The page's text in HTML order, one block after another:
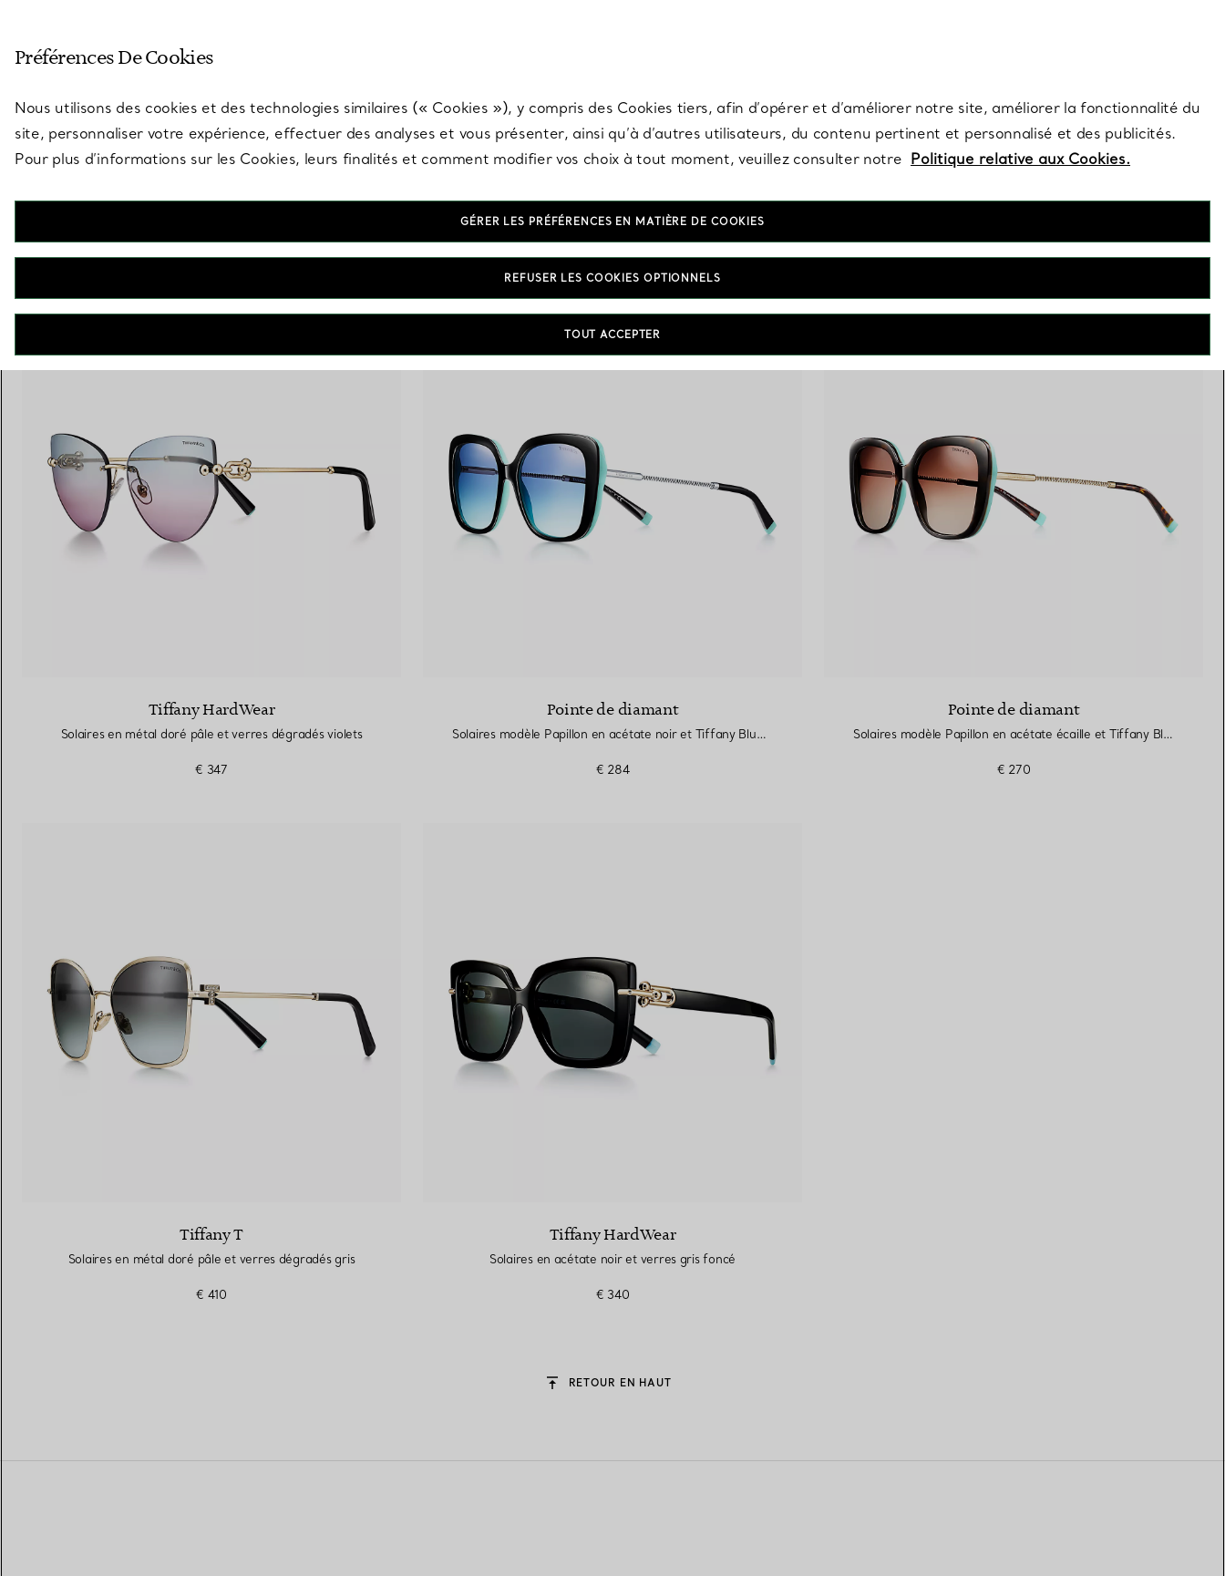
Alliances pour femme Alliances pour hommes Bagues pour couples Elsa Peretti®
Comment assortir alliance et
bague de fiançailles
5 PRODUITS Lunettes de soleil papillon FILTRES
Tiffany HardWear
Solaires en métal doré pâle et verres dégradés violets
€ 347
Pointe de diamant
Solaires modèle Papillon en acétate noir et Tiffany Blue® avec détails en métal argenté
€ 284
Pointe de diamant
Solaires modèle Papillon en acétate écaille et Tiffany Blue® avec détails en métal doré pâle
€ 270
Tiffany T
Solaires en métal doré pâle et verres dégradés gris
€ 410
Tiffany HardWear
Solaires en acétate noir et verres gris foncé
€ 340
RETOUR EN HAUT
Préférences De Cookies
Nous utilisons des cookies et des technologies similaires (« Cookies »), y compris des Cookies tiers, afin d’opérer et d’améliorer notre site, améliorer la fonctionnalité du
site, personnaliser votre expérience, effectuer des analyses et vous présenter, ainsi qu’à d’autres utilisateurs, du contenu pertinent et personnalisé et des publicités.
Pour plus d’informations sur les Cookies, leurs finalités et comment modifier vos choix à tout moment, veuillez consulter notre Politique relative aux Cookies.
GÉRER LES PRÉFÉRENCES EN MATIÈRE DE COOKIES
REFUSER LES COOKIES OPTIONNELS
TOUT ACCEPTER